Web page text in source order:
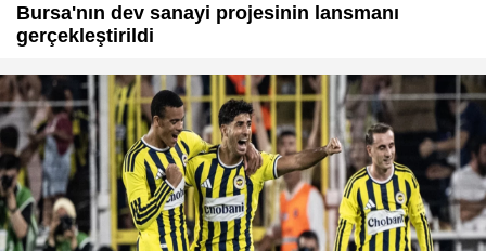
Bursa'nın dev sanayi projesinin lansmanı
gerçekleştirildi